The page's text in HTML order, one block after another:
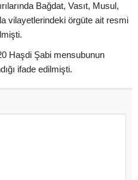
Bağdat, Vasıt, Musul,
vilayetlerindeki örgüte ait resmi
Haşdi Şabi mensubunun
ifade edilmişti.